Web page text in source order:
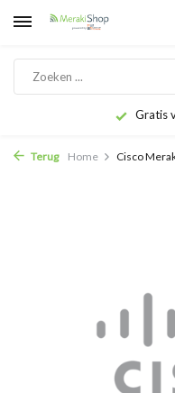
Gratis
Terug Home Cisco